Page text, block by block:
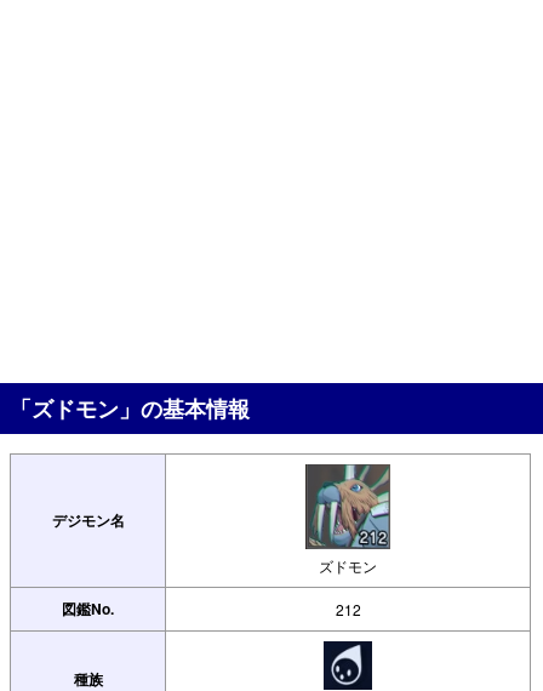
「ズドモン」の基本情報
デジモン名
ズドモン
図鑑No. 212
種族